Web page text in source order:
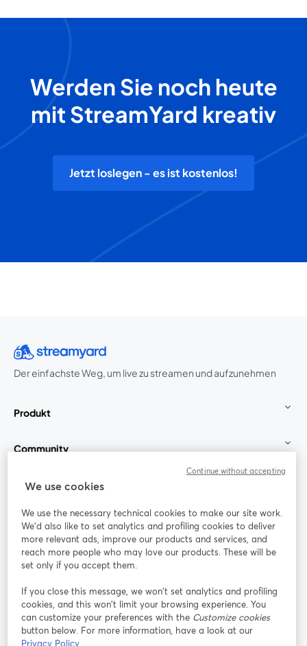
Werden Sie noch heute
mit StreamYard kreativ
Jetzt loslegen - es ist kostenlos!
Der einfachste Weg, um live zu streamen und aufzunehmen
Produkt
Community
StreamYard für
Mitmachen
Webinar Facebook
wird in einem neuen Tab geöffnet
X (Twitter)
wird in einem neuen Tab geöffnet
We use cookies
We use the necessary technical cookies to make our site work.
We'd also like to set analytics and profiling cookies to deliver
more relevant ads, improve our products and services, and
reach more people who may love our products. These will be
set only if you accept them.
If you close this message, we won’t set analytics and profiling
cookies, and this won’t limit your browsing experience. You
can customize your preferences with the Customize cookies
button below. For more information, have a look at our
Privacy Policy
Continue without accepting